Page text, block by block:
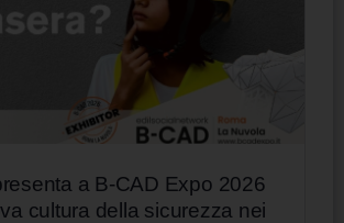
a B-CAD Expo 2026
cultura della sicurezza nei